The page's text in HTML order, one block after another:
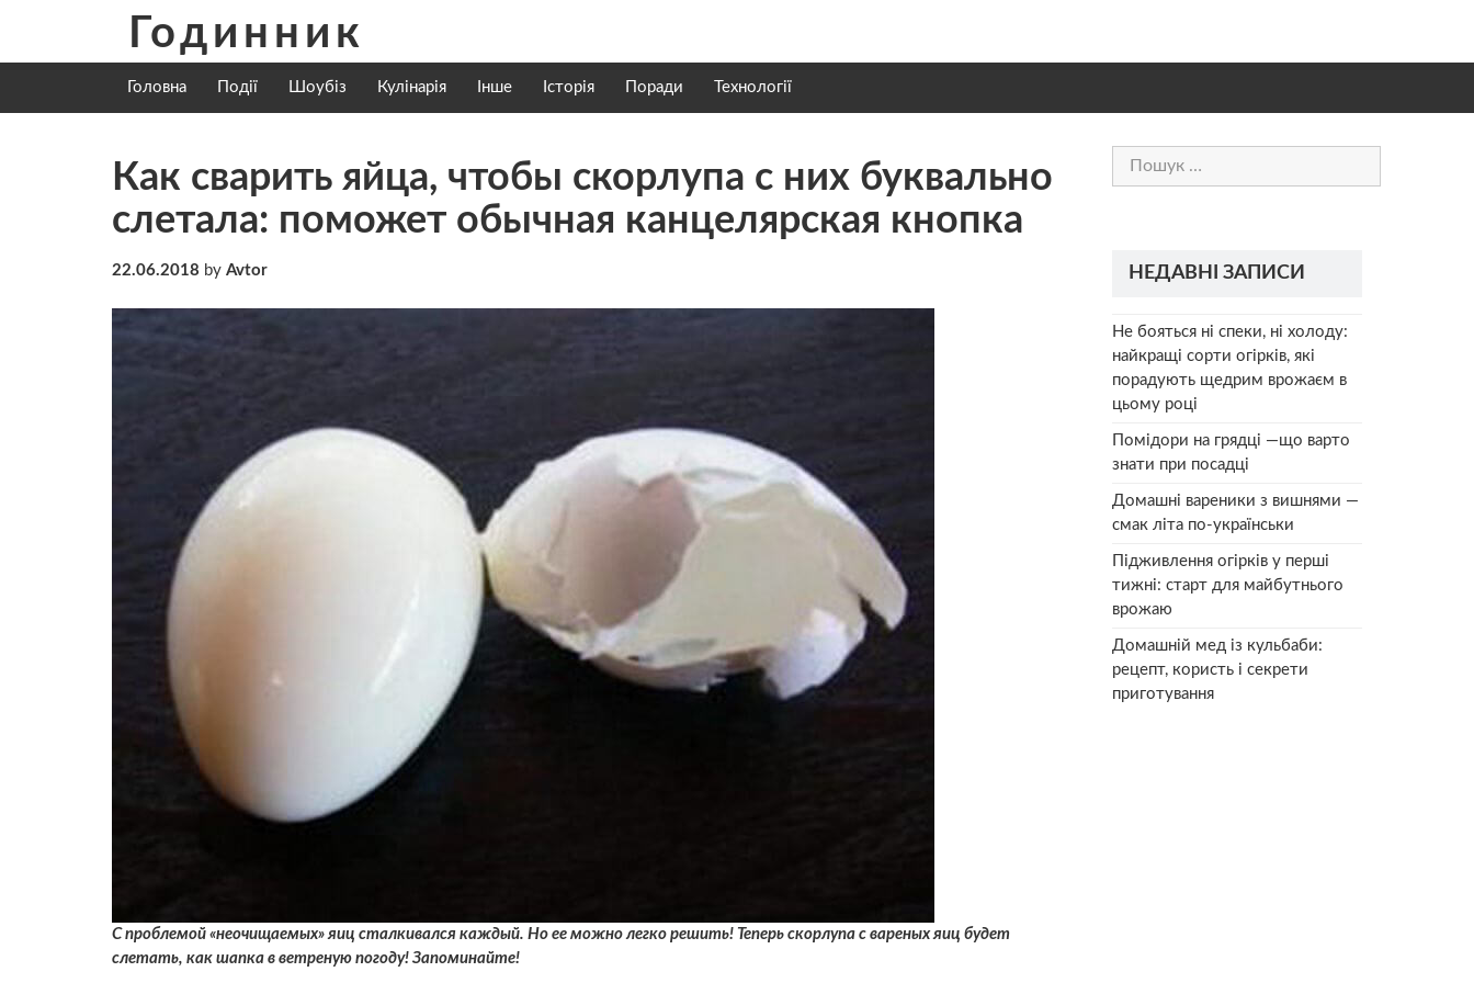
content
Годинник
Головна Події Шоубіз Кулінарія Інше Історія Поради Технології
Как сварить яйца, чтобы скорлупа с них буквально
слетала: поможет обычная канцелярская кнопка
22.06.2018 by Avtor
С проблемой «неочищаемых» яиц сталкивался каждый. Но ее можно легко решить! Теперь скорлупа с вареных яиц будет
слетать, как шапка в ветреную погоду! Запоминайте!
Пошук:
НЕДАВНІ ЗАПИСИ
Не бояться ні спеки, ні холоду:
найкращі сорти огірків, які
порадують щедрим врожаєм в
цьому році
Помідори на грядці —що варто
знати при посадці
Домашні вареники з вишнями —
смак літа по-українськи
Підживлення огірків у перші
тижні: старт для майбутнього
врожаю
Домашній мед із кульбаби:
рецепт, користь і секрети
приготування